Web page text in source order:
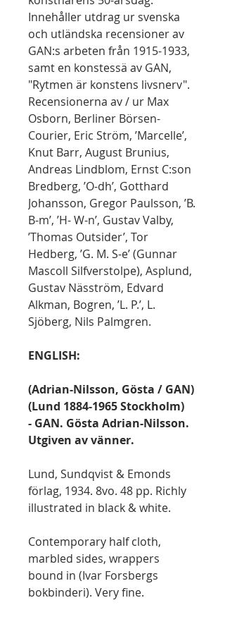
Innehåller utdrag ur svenska
och utländska recensioner av
GAN:s arbeten från 1915-1933,
samt en konstessä av GAN,
"Rytmen är konstens livsnerv".
Recensionerna av / ur Max
Osborn, Berliner Börsen-
Courier, Eric Ström, ’Marcelle’,
Knut Barr, August Brunius,
Andreas Lindblom, Ernst C:son
Bredberg, ’O-dh’, Gotthard
Johansson, Gregor Paulsson, ’B.
B-m’, ’H- W-n’, Gustav Valby,
’Thomas Outsider’, Tor
Hedberg, ’G. M. S-e’ (Gunnar
Mascoll Silfverstolpe), Asplund,
Gustav Näsström, Edvard
Alkman, Bogren, ’L. P.’, L.
Sjöberg, Nils Palmgren.
ENGLISH:
(Adrian-Nilsson, Gösta / GAN)
(Lund 1884-1965 Stockholm)
- GAN. Gösta Adrian-Nilsson.
Utgiven av vänner.
Lund, Sundqvist & Emonds
förlag, 1934. 8vo. 48 pp. Richly
illustrated in black & white.
Contemporary half cloth,
marbled sides, wrappers
bound in (Ivar Forsbergs
bokbinderi). Very fine.